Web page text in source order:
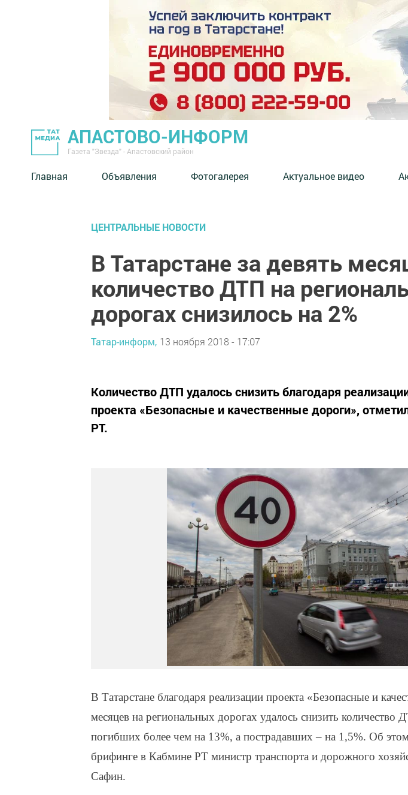
АПАСТОВО-ИНФОРМ
Газета "Звезда" - Апастовский район
Главная Объявления Фотогалерея Актуальное видео
ЦЕНТРАЛЬНЫЕ НОВОСТИ
В Татарстане за девять
количество ДТП на
дорогах снизилось на 2%
Татар-информ, 13 ноября 2018 - 17:07
Количество ДТП удалось снизить благодаря
проекта «Безопасные и качественные дороги»,
РТ.
В Татарстане благодаря реализации проекта «Безопасные и
месяцев на региональных дорогах удалось снизить количество
погибших более чем на 13%, а пострадавших – на 1,5%. Об
брифинге в Кабмине РТ министр транспорта и дорожного
Сафин.